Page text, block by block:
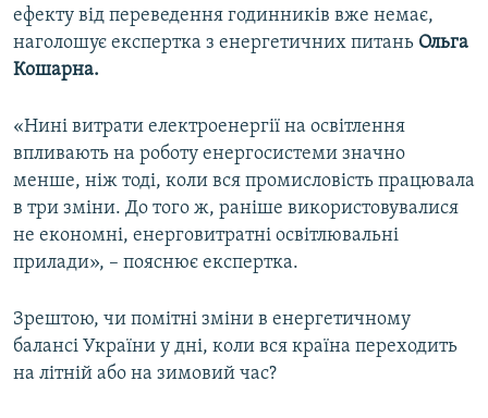
ефекту від переведення годинників вже немає,
наголошує експертка з енергетичних питань Ольга
Кошарна.
«Нині витрати електроенергії на освітлення
впливають на роботу енергосистеми значно
менше, ніж тоді, коли вся промисловість працювала
в три зміни. До того ж, раніше використовувалися
не економні, енерговитратні освітлювальні
прилади», – пояснює експертка.
Зрештою, чи помітні зміни в енергетичному
балансі України у дні, коли вся країна переходить
на літній або на зимовий час?